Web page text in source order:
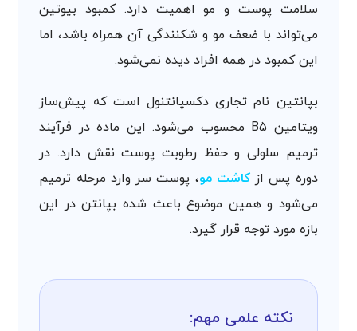
سلامت پوست و مو اهمیت دارد. کمبود بیوتین
می‌تواند با ضعف مو و شکنندگی آن همراه باشد، اما
این کمبود در همه افراد دیده نمی‌شود.
بپانتین نام تجاری دکسپانتنول است که پیش‌ساز
ویتامین B5 محسوب می‌شود. این ماده در فرآیند
ترمیم سلولی و حفظ رطوبت پوست نقش دارد. در
دوره پس ازکاشت مو، پوست سر وارد مرحله ترمیم
می‌شود و همین موضوع باعث شده بپانتن در این
بازه مورد توجه قرار گیرد.
نکته علمی مهم: